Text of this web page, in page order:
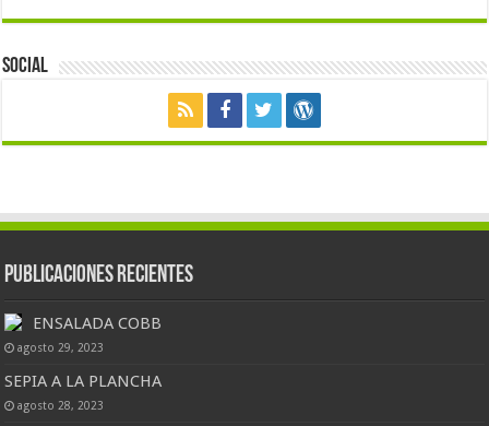
Social
Publicaciones Recientes
ENSALADA COBB
agosto 29, 2023
SEPIA A LA PLANCHA
agosto 28, 2023